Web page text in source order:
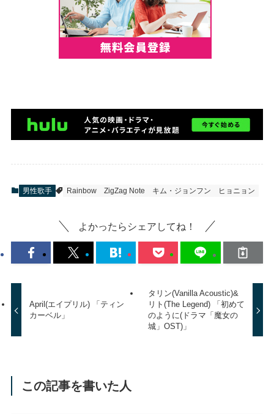
男性歌手 Rainbow ZigZag Note キム・ジョンフン ヒョニョン
よかったらシェアしてね！
April(エイプリル) 「ティン
カーベル」
タリン(Vanilla Acoustic)&
リト(The Legend) 「初めて
のように(ドラマ「魔女の
城」OST)」
この記事を書いた人